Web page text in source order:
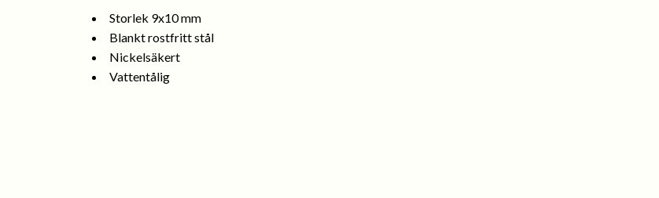
Storlek 9x10 mm
Blankt rostfritt stål
Nickelsäkert
Vattentålig